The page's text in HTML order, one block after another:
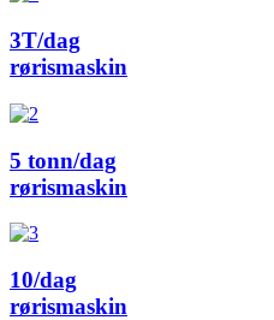
3T/dag
rørismaskin
5 tonn/dag
rørismaskin
10/dag
rørismaskin